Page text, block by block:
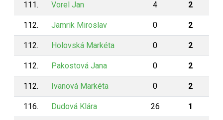
111. Vorel Jan 4 2
112. Jamrik Miroslav 0 2
112. Holovská Markéta 0 2
112. Pakostová Jana 0 2
112. Ivanová Markéta 0 2
116. Dudová Klára 26 1